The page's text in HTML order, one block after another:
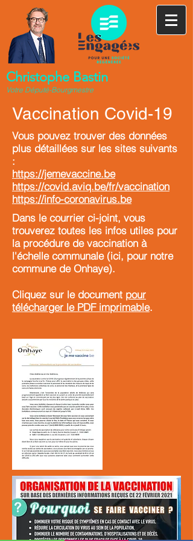
Christophe Bastin
Votre Député-Bourgmestre
Vaccination Covid-19
Vous pouvez trouver des données
plus détaillées sur les sites suivants
:
https://jemevaccine.be
https://covid.aviq.be/fr/vaccination
https://info-coronavirus.be
Dans le courrier ci-joint, vous
trouverez toutes les infos utiles pour
la procédure de vaccination à
l'échelle communale (ici, pour notre
commune de Onhaye).
Cliquez sur le document pour
télécharger le PDF imprimable.